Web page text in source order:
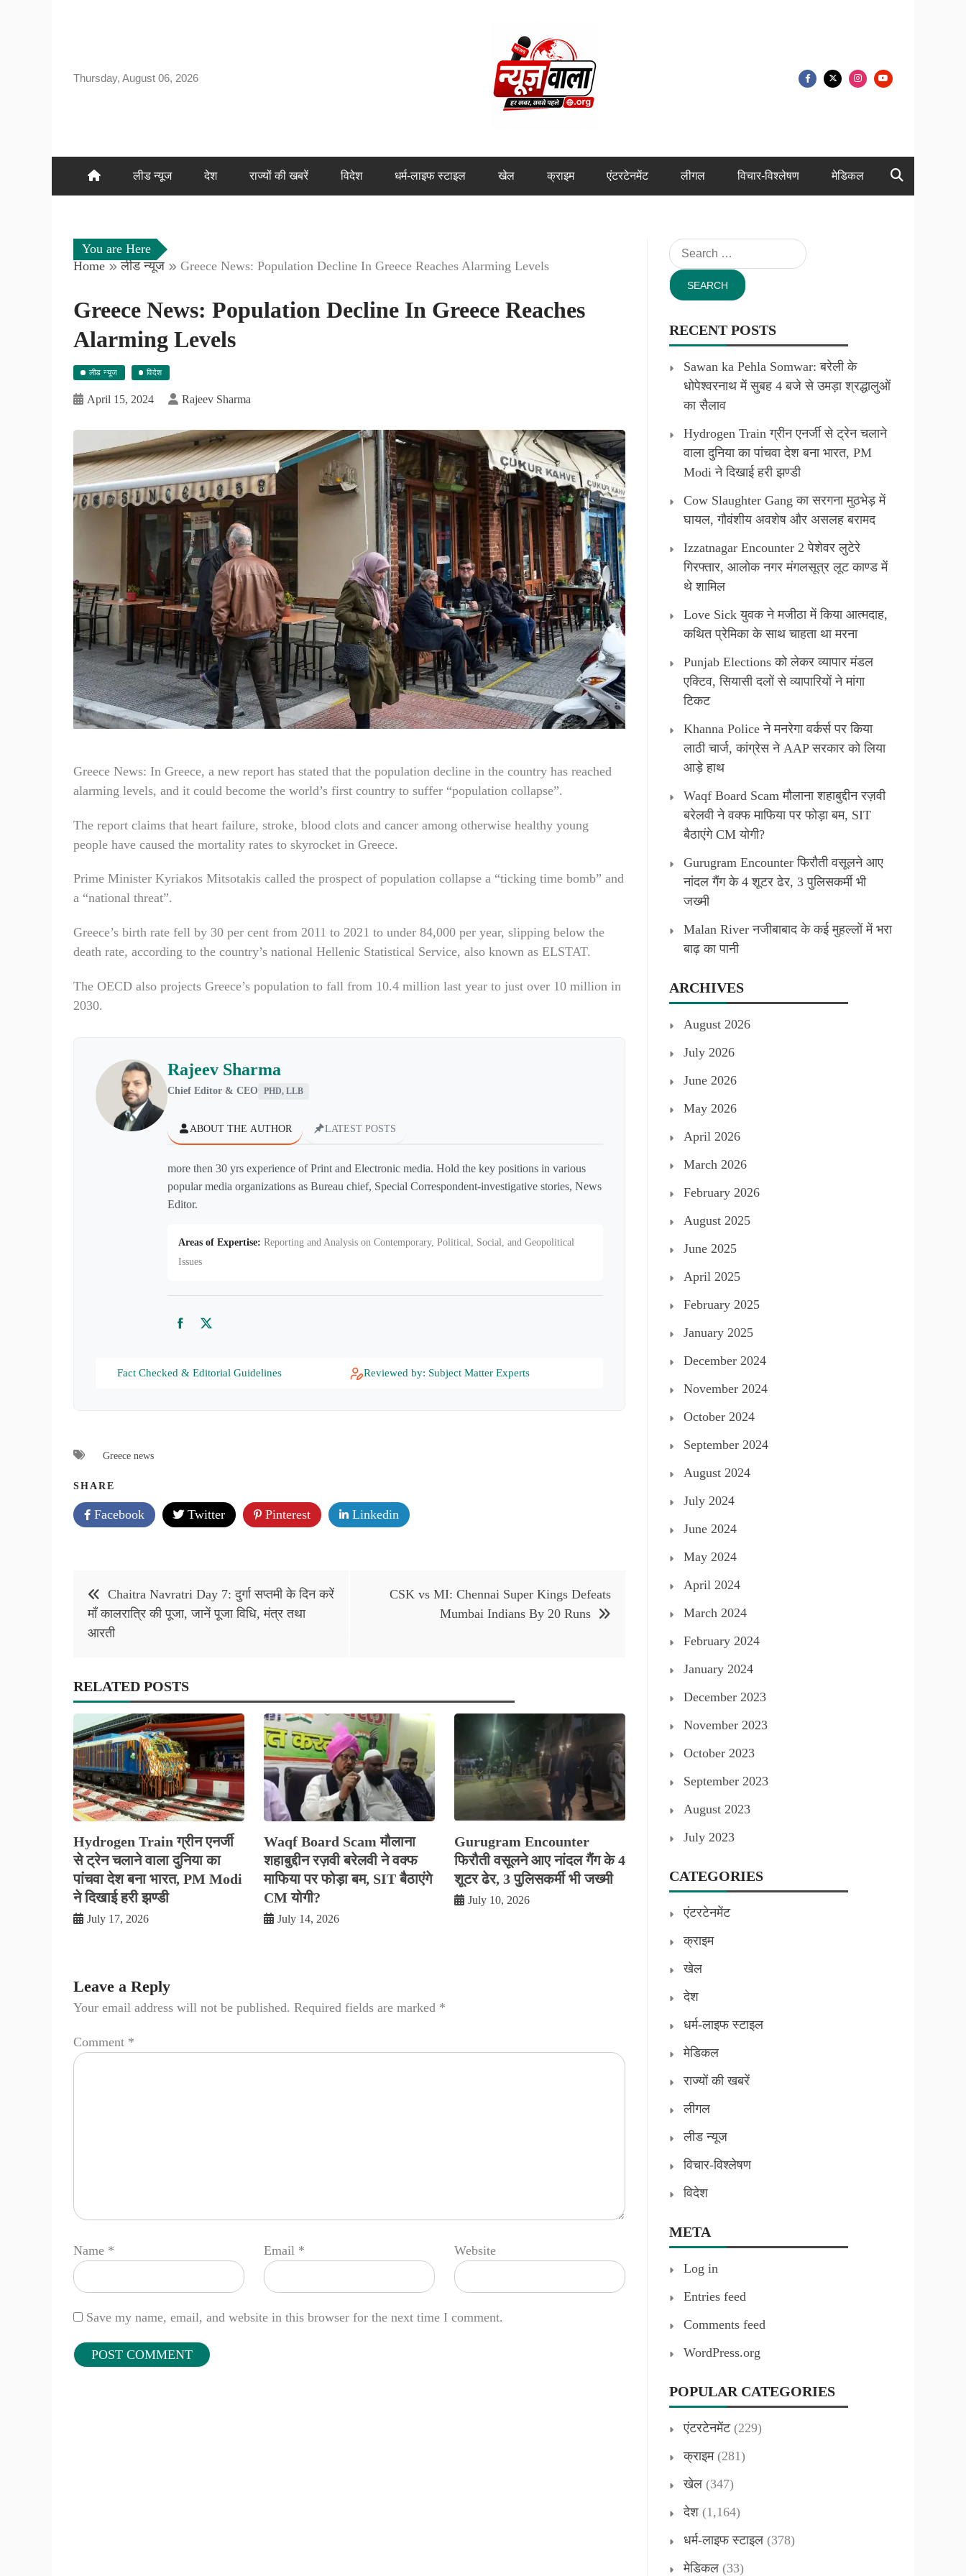
Thursday, August 06, 2026
लीड न्यूज देश राज्यों की खबरें विदेश धर्म-लाइफ स्टाइल खेल क्राइम एंटरटेनमेंट लीगल विचार-विश्लेषण मेडिकल
You are Here
Home
लीड न्यूज Greece News: Population Decline In Greece Reaches Alarming Levels
Greece News: Population Decline In Greece Reaches
Alarming Levels
लीड न्यूज विदेश
April 15, 2024 Rajeev Sharma
Greece News: In Greece, a new report has stated that the population decline in the country has reached
alarming levels, and it could become the world’s first country to suffer “population collapse”.
The report claims that heart failure, stroke, blood clots and cancer among otherwise healthy young
people have caused the mortality rates to skyrocket in Greece.
Prime Minister Kyriakos Mitsotakis called the prospect of population collapse a “ticking time bomb” and
a “national threat”.
Greece’s birth rate fell by 30 per cent from 2011 to 2021 to under 84,000 per year, slipping below the
death rate, according to the country’s national Hellenic Statistical Service, also known as ELSTAT.
The OECD also projects Greece’s population to fall from 10.4 million last year to just over 10 million in
2030.
Rajeev Sharma
Chief Editor & CEO PHD, LLB
ABOUT THE AUTHOR LATEST POSTS
more then 30 yrs experience of Print and Electronic media. Hold the key positions in various
popular media organizations as Bureau chief, Special Correspondent-investigative stories, News
Editor.
Areas of Expertise: Reporting and Analysis on Contemporary, Political, Social, and Geopolitical
Issues
FacebookTwitter
Fact Checked & Editorial Guidelines Reviewed by: Subject Matter Experts
Greece news
SHARE
Facebook Twitter Pinterest Linkedin
Post
navigation
Chaitra Navratri Day 7: दुर्गा सप्तमी के दिन करें
माँ कालरात्रि की पूजा, जानें पूजा विधि, मंत्र तथा
आरती
CSK vs MI: Chennai Super Kings Defeats
Mumbai Indians By 20 Runs
RELATED POSTS
Hydrogen Train ग्रीन एनर्जी
से ट्रेन चलाने वाला दुनिया का
पांचवा देश बना भारत, PM Modi
ने दिखाई हरी झण्डी
July 17, 2026
Waqf Board Scam मौलाना
शहाबुद्दीन रज़वी बरेलवी ने वक्फ
माफिया पर फोड़ा बम, SIT बैठाएंगे
CM योगी?
July 14, 2026
Gurugram Encounter
फिरौती वसूलने आए नांदल गैंग के 4
शूटर ढेर, 3 पुलिसकर्मी भी जख्मी
July 10, 2026
Leave a Reply
Your email address will not be published. Required fields are marked *
Comment *
Name * Email * Website
Save my name, email, and website in this browser for the next time I comment.
Search
for:
RECENT POSTS
Sawan ka Pehla Somwar: बरेली के
धोपेश्वरनाथ में सुबह 4 बजे से उमड़ा श्रद्धालुओं
का सैलाव
Hydrogen Train ग्रीन एनर्जी से ट्रेन चलाने
वाला दुनिया का पांचवा देश बना भारत, PM
Modi ने दिखाई हरी झण्डी
Cow Slaughter Gang का सरगना मुठभेड़ में
घायल, गौवंशीय अवशेष और असलह बरामद
Izzatnagar Encounter 2 पेशेवर लुटेरे
गिरफ्तार, आलोक नगर मंगलसूत्र लूट काण्‍ड में
थे शामिल
Love Sick युवक ने मजीठा में किया आत्मदाह,
कथित प्रेमिका के साथ चाहता था मरना
Punjab Elections को लेकर व्यापार मंडल
एक्टिव, सियासी दलों से व्यापारियों ने मांगा
टिकट
Khanna Police ने मनरेगा वर्कर्स पर किया
लाठी चार्ज, कांग्रेस ने AAP सरकार को लिया
आड़े हाथ
Waqf Board Scam मौलाना शहाबुद्दीन रज़वी
बरेलवी ने वक्फ माफिया पर फोड़ा बम, SIT
बैठाएंगे CM योगी?
Gurugram Encounter फिरौती वसूलने आए
नांदल गैंग के 4 शूटर ढेर, 3 पुलिसकर्मी भी
जख्मी
Malan River नजीबाबाद के कई मुहल्लों में भरा
बाढ़ का पानी
ARCHIVES
August 2026
July 2026
June 2026
May 2026
April 2026
March 2026
February 2026
August 2025
June 2025
April 2025
February 2025
January 2025
December 2024
November 2024
October 2024
September 2024
August 2024
July 2024
June 2024
May 2024
April 2024
March 2024
February 2024
January 2024
December 2023
November 2023
October 2023
September 2023
August 2023
July 2023
CATEGORIES
एंटरटेनमेंट
क्राइम
खेल
देश
धर्म-लाइफ स्टाइल
मेडिकल
राज्यों की खबरें
लीगल
लीड न्यूज
विचार-विश्लेषण
विदेश
META
Log in
Entries feed
Comments feed
WordPress.org
POPULAR CATEGORIES
एंटरटेनमेंट(229)
क्राइम(281)
खेल (347)
देश (1,164)
धर्म-लाइफ स्टाइल (378)
मेडिकल (33)